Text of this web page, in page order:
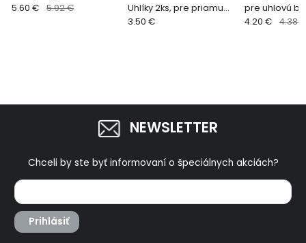
5.60 € 5.92 €
Uhlíky 2ks, pre priamu
brúsku 404112, 404117
3.50 €
pre uhlovú
8892018
4.20 € 4.38 €
NEWSLETTER
Chceli by ste byť informovaní o špeciálnych akciách?
Prihlásiť